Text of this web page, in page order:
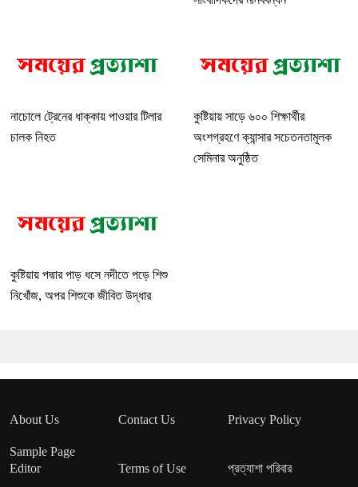
নাচোলে ট্রেনের ধাক্কায় পাওয়ার টিলার
চালক নিহত
কুষ্টিয়ায় সাড়ে ৬০০ শিক্ষার্থীর
অংশগ্রহণে ক্যান্সার সচেতনতামূলক
সেমিনার অনুষ্ঠিত
কুষ্টিয়ায় পদ্মার পাড় ধসে নদীতে পড়ে শিশু
নিখোঁজ, অপর শিশুকে জীবিত উদ্ধার
About Us Contact Us Privacy Policy
Sample Page
Editor
Terms of Use প্রত্যাশা পরিবার